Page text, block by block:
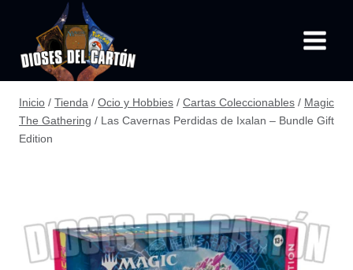
contenido
Inicio / Tienda / Ocio y Hobbies / Cartas Coleccionables / Magic
The Gathering / Las Cavernas Perdidas de Ixalan – Bundle Gift
Edition